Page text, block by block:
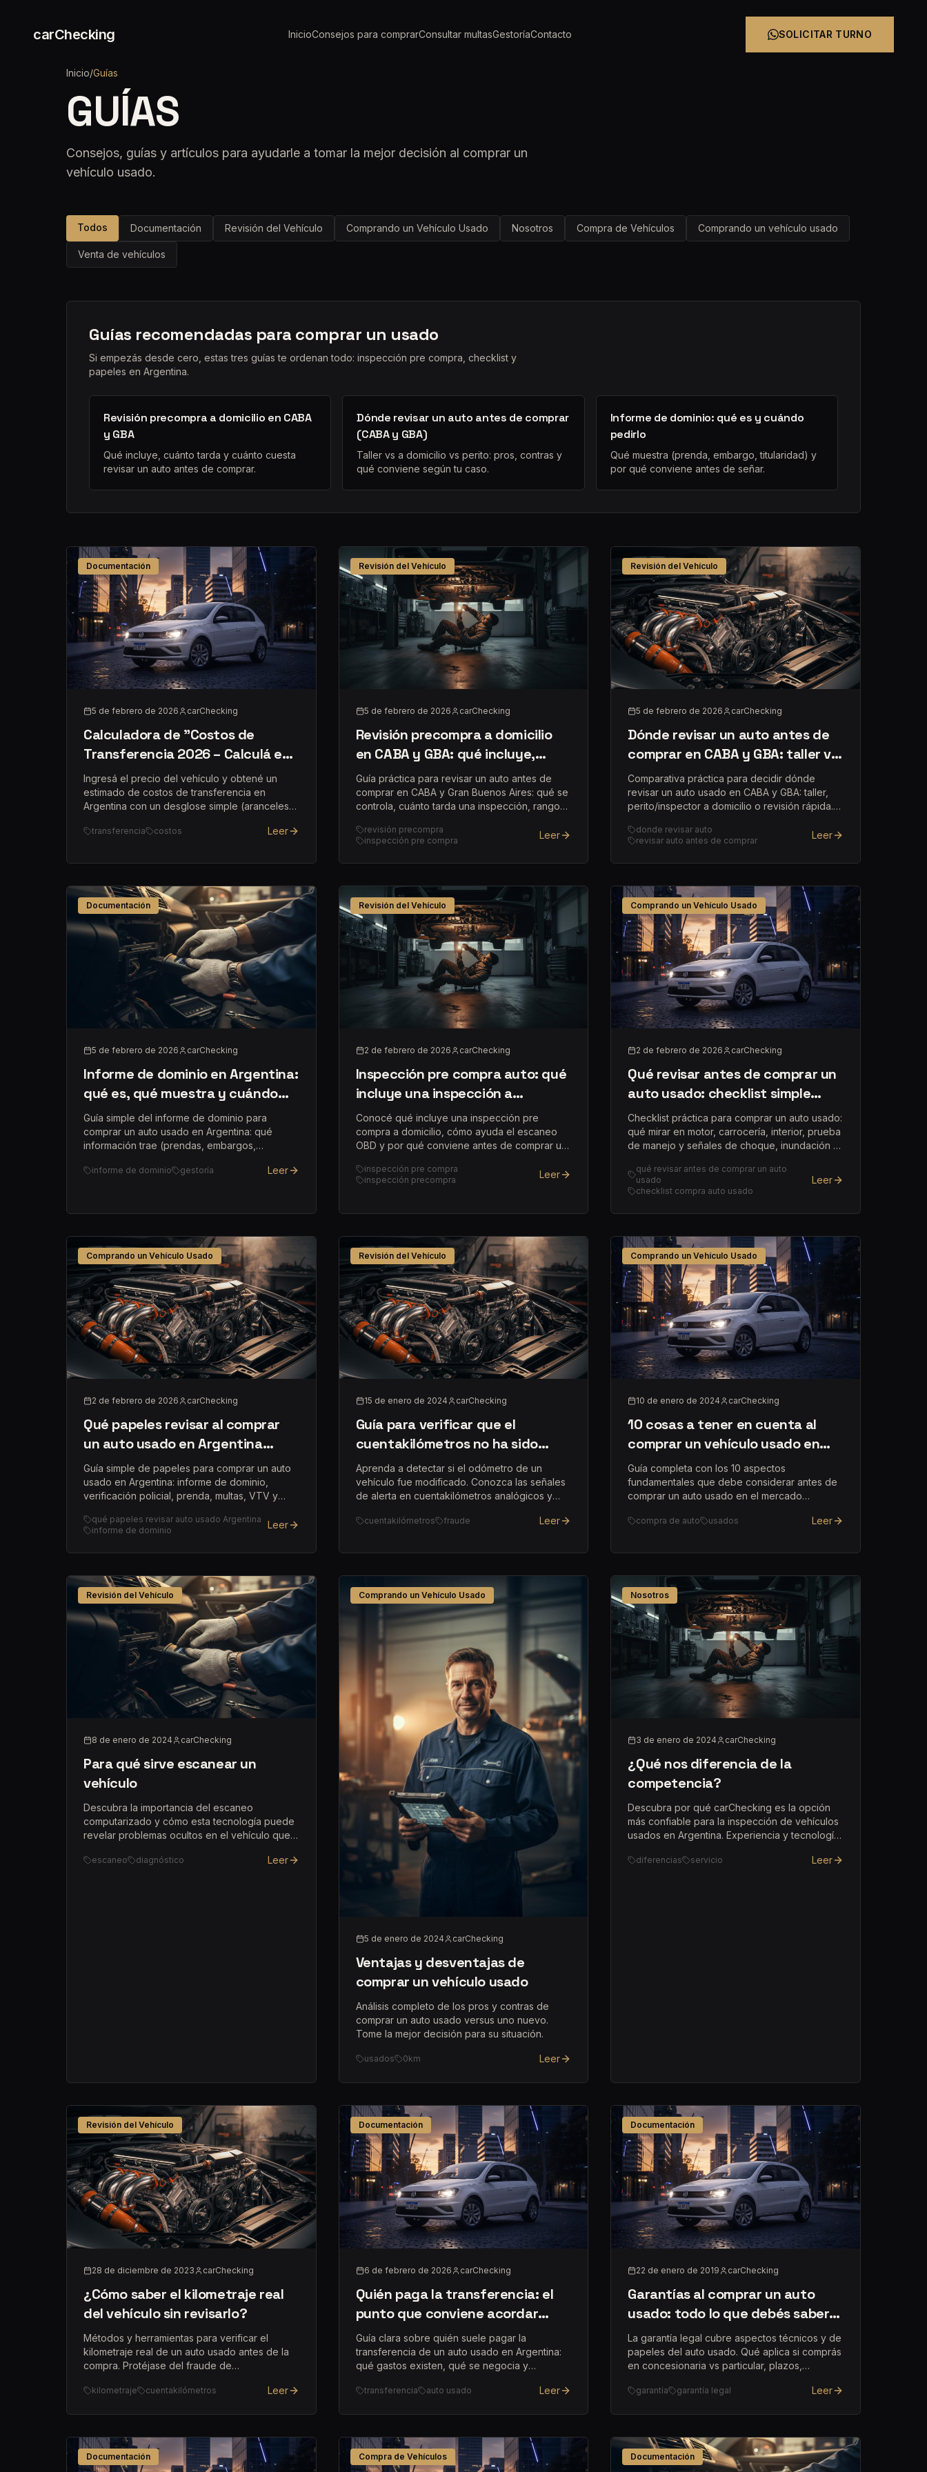
carChecking InicioConsejos para comprarConsultar multasGestoríaContacto SOLICITAR TURNO
Inicio/Guías
GUÍAS
Consejos, guías y artículos para ayudarle a tomar la mejor decisión al comprar un
vehículo usado.
Todos Documentación Revisión del Vehículo Comprando un Vehículo Usado Nosotros Compra de Vehículos Comprando un vehículo usado
Venta de vehículos
Guías recomendadas para comprar un usado
Si empezás desde cero, estas tres guías te ordenan todo: inspección pre compra, checklist y
papeles en Argentina.
Revisión precompra a domicilio en CABA
y GBA
Qué incluye, cuánto tarda y cuánto cuesta
revisar un auto antes de comprar.
Dónde revisar un auto antes de comprar
(CABA y GBA)
Taller vs a domicilio vs perito: pros, contras y
qué conviene según tu caso.
Informe de dominio: qué es y cuándo
pedirlo
Qué muestra (prenda, embargo, titularidad) y
por qué conviene antes de señar.
Documentación
5 de febrero de 2026 carChecking
Calculadora de "Costos de
Transferencia 2026 – Calculá en
30 Segundos"
Ingresá el precio del vehículo y obtené un
estimado de costos de transferencia en
Argentina con un desglose simple (aranceles +
transferencia costos Leer
Revisión del Vehículo
5 de febrero de 2026 carChecking
Revisión precompra a domicilio
en CABA y GBA: qué incluye,
cuánto tarda y cuánto cuesta
Guía práctica para revisar un auto antes de
comprar en CABA y Gran Buenos Aires: qué se
controla, cuánto tarda una inspección, rangos
revisión precompra
inspección pre compra
Leer
Revisión del Vehículo
5 de febrero de 2026 carChecking
Dónde revisar un auto antes de
comprar en CABA y GBA: taller vs
a domicilio vs perito
Comparativa práctica para decidir dónde
revisar un auto usado en CABA y GBA: taller,
perito/inspector a domicilio o revisión rápida.
donde revisar auto
revisar auto antes de comprar
Leer
Documentación
5 de febrero de 2026 carChecking
Informe de dominio en Argentina:
qué es, qué muestra y cuándo
pedirlo (CABA y GBA)
Guía simple del informe de dominio para
comprar un auto usado en Argentina: qué
información trae (prendas, embargos,
CABA/GBA.
informe de dominio gestoría Leer
Revisión del Vehículo
2 de febrero de 2026 carChecking
Inspección pre compra auto: qué
incluye una inspección a
domicilio y por qué conviene
Conocé qué incluye una inspección pre
compra a domicilio, cómo ayuda el escaneo
OBD y por qué conviene antes de comprar un
inspección pre compra
inspección precompra
Leer
Comprando un Vehículo Usado
2 de febrero de 2026 carChecking
Qué revisar antes de comprar un
auto usado: checklist simple
(pero muy efectiva)
Checklist práctica para comprar un auto usado:
qué mirar en motor, carrocería, interior, prueba
de manejo y señales de choque, inundación o
qué revisar antes de comprar un auto
usado
checklist compra auto usado
Leer
Comprando un Vehículo Usado
2 de febrero de 2026 carChecking
Qué papeles revisar al comprar
un auto usado en Argentina
(para no llevarte sorpresas)
Guía simple de papeles para comprar un auto
usado en Argentina: informe de dominio,
verificación policial, prenda, multas, VTV y
qué papeles revisar auto usado Argentina
informe de dominio
Leer
Revisión del Vehículo
15 de enero de 2024 carChecking
Guía para verificar que el
cuentakilómetros no ha sido
alterado
Aprenda a detectar si el odómetro de un
vehículo fue modificado. Conozca las señales
de alerta en cuentakilómetros analógicos y
cuentakilómetros fraude Leer
Comprando un Vehículo Usado
10 de enero de 2024 carChecking
10 cosas a tener en cuenta al
comprar un vehículo usado en
Argentina
Guía completa con los 10 aspectos
fundamentales que debe considerar antes de
comprar un auto usado en el mercado
compra de auto usados Leer
Revisión del Vehículo
8 de enero de 2024 carChecking
Para qué sirve escanear un
vehículo
Descubra la importancia del escaneo
computarizado y cómo esta tecnología puede
revelar problemas ocultos en el vehículo que
escaneo diagnóstico Leer
Comprando un Vehículo Usado
5 de enero de 2024 carChecking
Ventajas y desventajas de
comprar un vehículo usado
Análisis completo de los pros y contras de
comprar un auto usado versus uno nuevo.
Tome la mejor decisión para su situación.
usados 0km Leer
Nosotros
3 de enero de 2024 carChecking
¿Qué nos diferencia de la
competencia?
Descubra por qué carChecking es la opción
más confiable para la inspección de vehículos
usados en Argentina. Experiencia y tecnología
diferencias servicio Leer
Revisión del Vehículo
28 de diciembre de 2023 carChecking
¿Cómo saber el kilometraje real
del vehículo sin revisarlo?
Métodos y herramientas para verificar el
kilometraje real de un auto usado antes de la
compra. Protéjase del fraude de
kilometraje cuentakilómetros Leer
Documentación
6 de febrero de 2026 carChecking
Quién paga la transferencia: el
punto que conviene acordar
antes de señar
Guía clara sobre quién suele pagar la
transferencia de un auto usado en Argentina:
qué gastos existen, qué se negocia y
vendedor.
transferencia auto usado Leer
Documentación
22 de enero de 2019 carChecking
Garantías al comprar un auto
usado: todo lo que debés saber
(Argentina)
La garantía legal cubre aspectos técnicos y de
papeles del auto usado. Qué aplica si comprás
en concesionaria vs particular, plazos,
garantía garantía legal Leer
Documentación Compra de Vehículos Documentación